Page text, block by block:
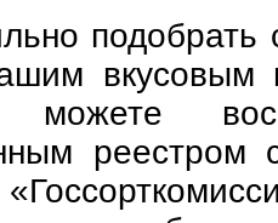
подобрать
вкусовым
реестром